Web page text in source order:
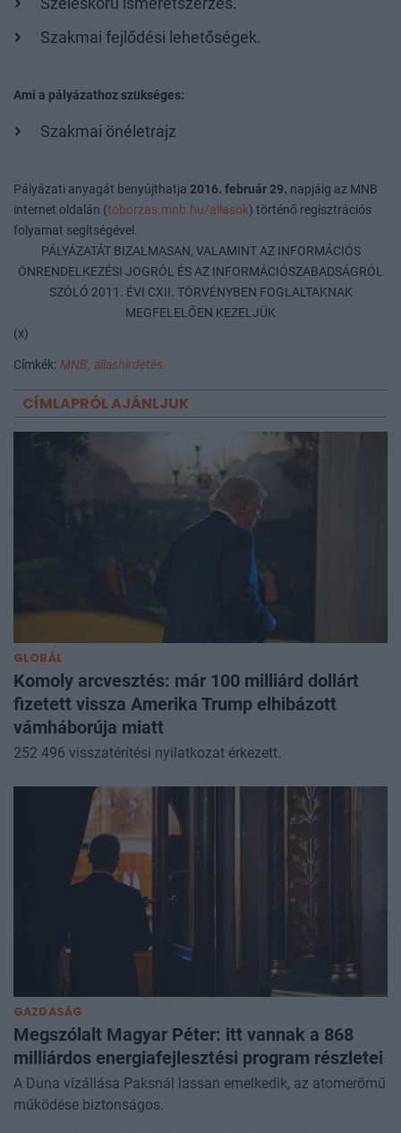
Széleskörű ismeretszerzés.
Szakmai fejlődési lehetőségek.
Ami a pályázathoz szükséges:
Szakmai önéletrajz
Pályázati anyagát benyújthatja 2016. február 29. napjáig az MNB
internet oldalán (toborzas.mnb.hu/allasok) történő regisztrációs
folyamat segítségével.
PÁLYÁZATÁT BIZALMASAN, VALAMINT AZ INFORMÁCIÓS
ÖNRENDELKEZÉSI JOGRÓL ÉS AZ INFORMÁCIÓSZABADSÁGRÓL
SZÓLÓ 2011. ÉVI CXII. TÖRVÉNYBEN FOGLALTAKNAK
MEGFELELŐEN KEZELJÜK
(x)
Címkék: MNB, álláshirdetés
CÍMLAPRÓL AJÁNLJUK
GLOBÁL
Komoly arcvesztés: már 100 milliárd dollárt
fizetett vissza Amerika Trump elhibázott
vámháborúja miatt
252 496 visszatérítési nyilatkozat érkezett.
GAZDASÁG
Megszólalt Magyar Péter: itt vannak a 868
milliárdos energiafejlesztési program részletei
A Duna vízállása Paksnál lassan emelkedik, az atomerőmű
működése biztonságos.